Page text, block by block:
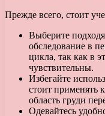
Прежде всего, стоит
Выберите
обследование в
цикла, так как в
чувствительны.
Избегайте
стоит применять
область груди
Одевайтесь